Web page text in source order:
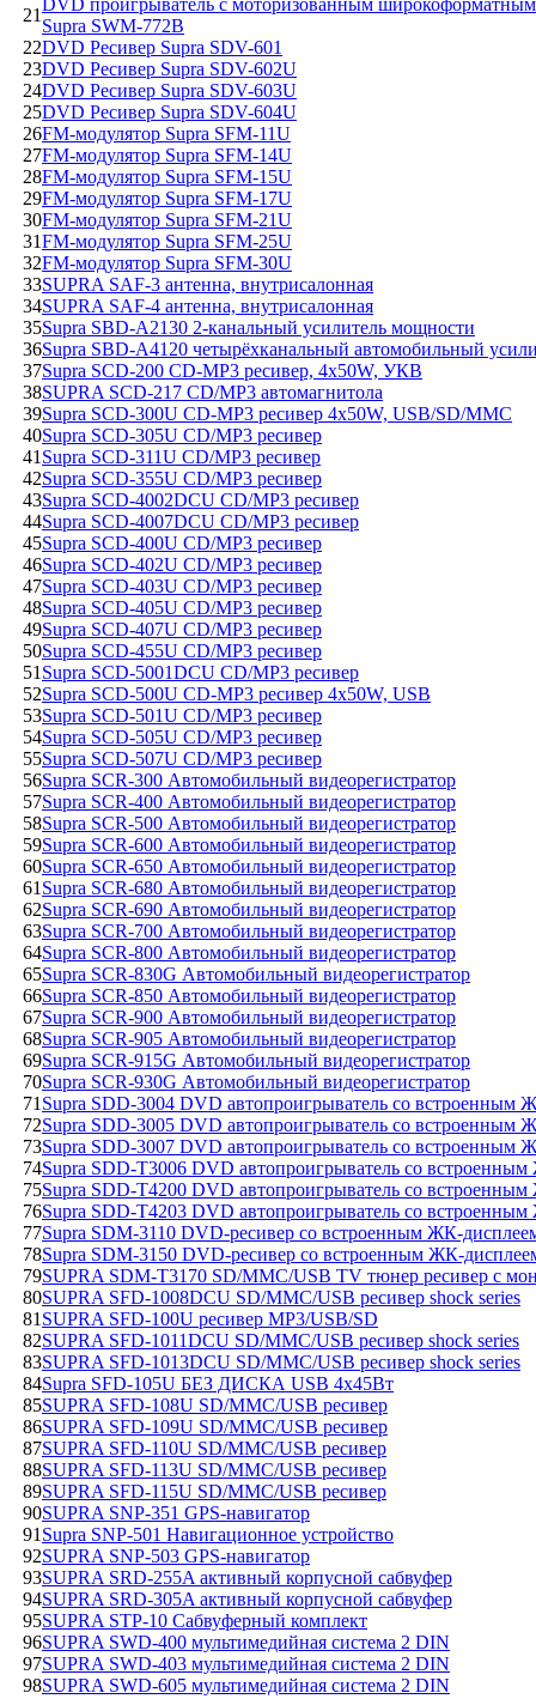
21
DVD проигрыватель с моторизованным
Supra SWM-772B
22DVD Ресивер Supra SDV-601
23DVD Ресивер Supra SDV-602U
24DVD Ресивер Supra SDV-603U
25DVD Ресивер Supra SDV-604U
26FM-модулятор Supra SFM-11U
27FM-модулятор Supra SFM-14U
28FM-модулятор Supra SFM-15U
29FM-модулятор Supra SFM-17U
30FM-модулятор Supra SFM-21U
31FM-модулятор Supra SFM-25U
32FM-модулятор Supra SFM-30U
33SUPRA SAF-3 антенна, внутрисалонная
34SUPRA SAF-4 антенна, внутрисалонная
35Supra SBD-A2130 2-канальный усилитель мощности
36Supra SBD-A4120 четырёхканальный автомобильный
37Supra SCD-200 CD-MP3 ресивер, 4х50W, УКВ
38SUPRA SCD-217 CD/MP3 автомагнитола
39Supra SCD-300U CD-MP3 ресивер 4х50W, USB/SD/MMC
40Supra SCD-305U CD/MP3 ресивер
41 Supra SCD-311U CD/MP3 ресивер
42Supra SCD-355U CD/MP3 ресивер
43Supra SCD-4002DCU CD/MP3 ресивер
44Supra SCD-4007DCU CD/MP3 ресивер
45Supra SCD-400U CD/MP3 ресивер
46Supra SCD-402U CD/MP3 ресивер
47Supra SCD-403U CD/MP3 ресивер
48Supra SCD-405U CD/MP3 ресивер
49Supra SCD-407U CD/MP3 ресивер
50Supra SCD-455U CD/MP3 ресивер
51 Supra SCD-5001DCU CD/MP3 ресивер
52Supra SCD-500U CD-MP3 ресивер 4х50W, USB
53Supra SCD-501U CD/MP3 ресивер
54Supra SCD-505U CD/MP3 ресивер
55Supra SCD-507U CD/MP3 ресивер
56Supra SCR-300 Автомобильный видеорегистратор
57Supra SCR-400 Автомобильный видеорегистратор
58Supra SCR-500 Автомобильный видеорегистратор
59Supra SCR-600 Автомобильный видеорегистратор
60Supra SCR-650 Автомобильный видеорегистратор
61 Supra SCR-680 Автомобильный видеорегистратор
62Supra SCR-690 Автомобильный видеорегистратор
63Supra SCR-700 Автомобильный видеорегистратор
64Supra SCR-800 Автомобильный видеорегистратор
65Supra SCR-830G Автомобильный видеорегистратор
66Supra SCR-850 Автомобильный видеорегистратор
67Supra SCR-900 Автомобильный видеорегистратор
68Supra SCR-905 Автомобильный видеорегистратор
69Supra SCR-915G Автомобильный видеорегистратор
70Supra SCR-930G Автомобильный видеорегистратор
71 Supra SDD-3004 DVD автопроигрыватель со встроенным
72Supra SDD-3005 DVD автопроигрыватель со встроенным
73Supra SDD-3007 DVD автопроигрыватель со встроенным
74Supra SDD-T3006 DVD автопроигрыватель со
75Supra SDD-T4200 DVD автопроигрыватель со
76Supra SDD-T4203 DVD автопроигрыватель со
77Supra SDM-3110 DVD-ресивер со встроенным ЖК-
78Supra SDM-3150 DVD-ресивер со встроенным ЖК-
79SUPRA SDM-T3170 SD/MMC/USB TV тюнер ресивер с
80SUPRA SFD-1008DCU SD/MMC/USB ресивер shock series
81 SUPRA SFD-100U ресивер MP3/USB/SD
82SUPRA SFD-1011DCU SD/MMC/USB ресивер shock series
83SUPRA SFD-1013DCU SD/MMC/USB ресивер shock series
84Supra SFD-105U БЕЗ ДИСКА USB 4x45Вт
85SUPRA SFD-108U SD/MMC/USB ресивер
86SUPRA SFD-109U SD/MMC/USB ресивер
87SUPRA SFD-110U SD/MMC/USB ресивер
88SUPRA SFD-113U SD/MMC/USB ресивер
89SUPRA SFD-115U SD/MMC/USB ресивер
90SUPRA SNP-351 GPS-навигатор
91 Supra SNP-501 Навигационное устройство
92SUPRA SNP-503 GPS-навигатор
93SUPRA SRD-255A активный корпусной сабвуфер
94SUPRA SRD-305A активный корпусной сабвуфер
95SUPRA STP-10 Сабвуферный комплект
96SUPRA SWD-400 мультимедийная система 2 DIN
97SUPRA SWD-403 мультимедийная система 2 DIN
98SUPRA SWD-605 мультимедийная система 2 DIN